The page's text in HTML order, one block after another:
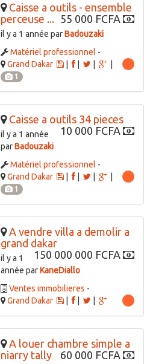
Caisse a outils - ensemble
perceuse ... 55 000 FCFA
il y a 1 année parBadouzaki
Matériel professionnel -
Grand Dakar
|
1
Caisse a outils 34 pieces
10 000 FCFA
il y a 1 année
parBadouzaki
Matériel professionnel -
Grand Dakar
|
1
A vendre villa a demolir a
grand dakar
150 000 000 FCFA
il y a 1
année parKaneDiallo
Ventes immobilieres -
Grand Dakar
|
A louer chambre simple a
niarry tally
60 000 FCFA